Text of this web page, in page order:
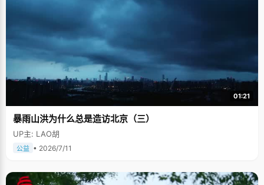
01:21
暴雨山洪为什么总是造访北京（三）
UP主: LAO胡
公益 • 2026/7/11